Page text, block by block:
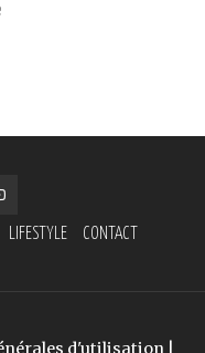
LIFESTYLE CONTACT
d'utilisation